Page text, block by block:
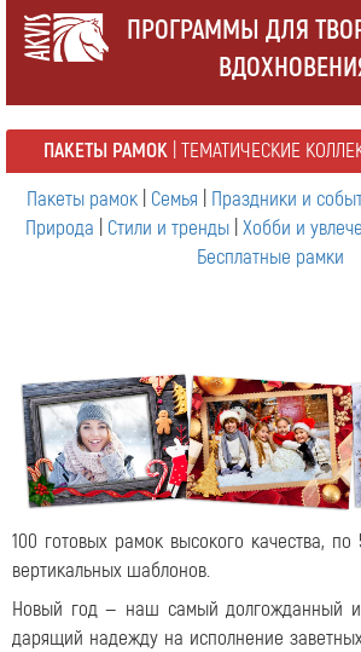
ПРОГРАММЫ ДЛЯ
ПАКЕТЫ РАМОК | ТЕМАТИЧЕСКИЕ
Пакеты рамок Семья Праздники и
Природа
Стили и тренды Хобби и
Бесплатные рамки
100 готовых рамок высокого качества, по
вертикальных шаблонов.
Новый год — наш самый долгожданный
дарящий надежду на исполнение